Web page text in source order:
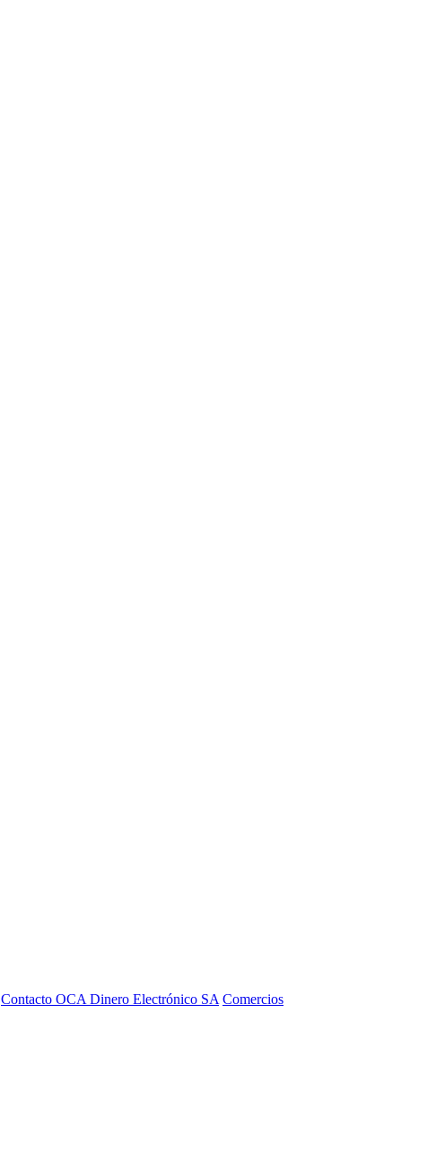
Contacto OCA Dinero Electrónico SA Comercios